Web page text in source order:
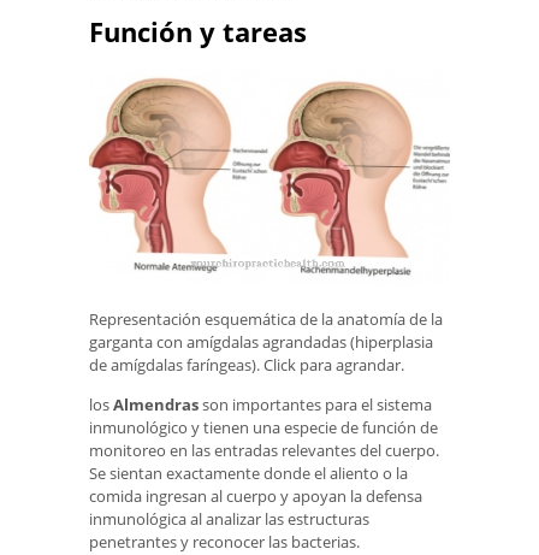
Función y tareas
Representación esquemática de la anatomía de la
garganta con amígdalas agrandadas (hiperplasia
de amígdalas faríngeas). Click para agrandar.
losAlmendrasson importantes para el sistema
inmunológico y tienen una especie de función de
monitoreo en las entradas relevantes del cuerpo.
Se sientan exactamente donde el aliento o la
comida ingresan al cuerpo y apoyan la defensa
inmunológica al analizar las estructuras
penetrantes y reconocer las bacterias.